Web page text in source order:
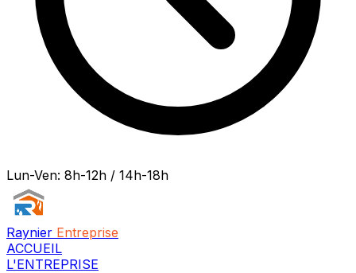
Lun-Ven: 8h-12h / 14h-18h
Raynier Entreprise
ACCUEIL
L'ENTREPRISE